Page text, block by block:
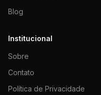
Blog
Institucional
Sobre
Contato
Política de Privacidade